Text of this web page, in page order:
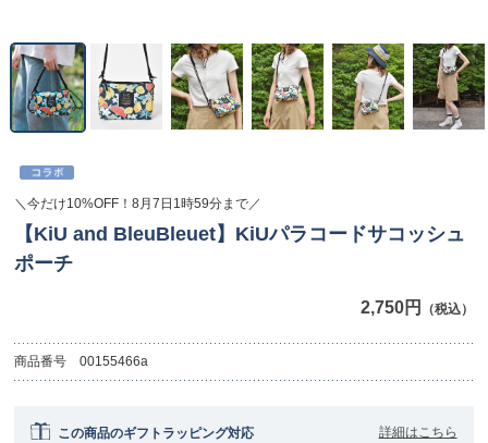
＼今だけ10%OFF！8月7日1時59分まで／
【KiU and BleuBleuet】KiUパラコードサコッシュ
ポーチ
2,750円 （税込）
商品番号 00155466a
この商品のギフトラッピング対応 詳細はこちら